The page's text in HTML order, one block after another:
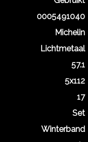
0005491040
Michelin
Lichtmetaal
57.1
5x112
17
Set
Winterband